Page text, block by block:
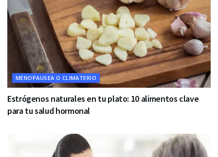
MENOPAUSEA O CLIMATERIO
Estrógenos naturales en tu plato: 10 alimentos clave
para tu salud hormonal